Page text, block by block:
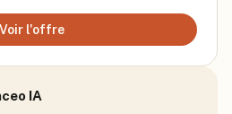
Voir l'offre
IA